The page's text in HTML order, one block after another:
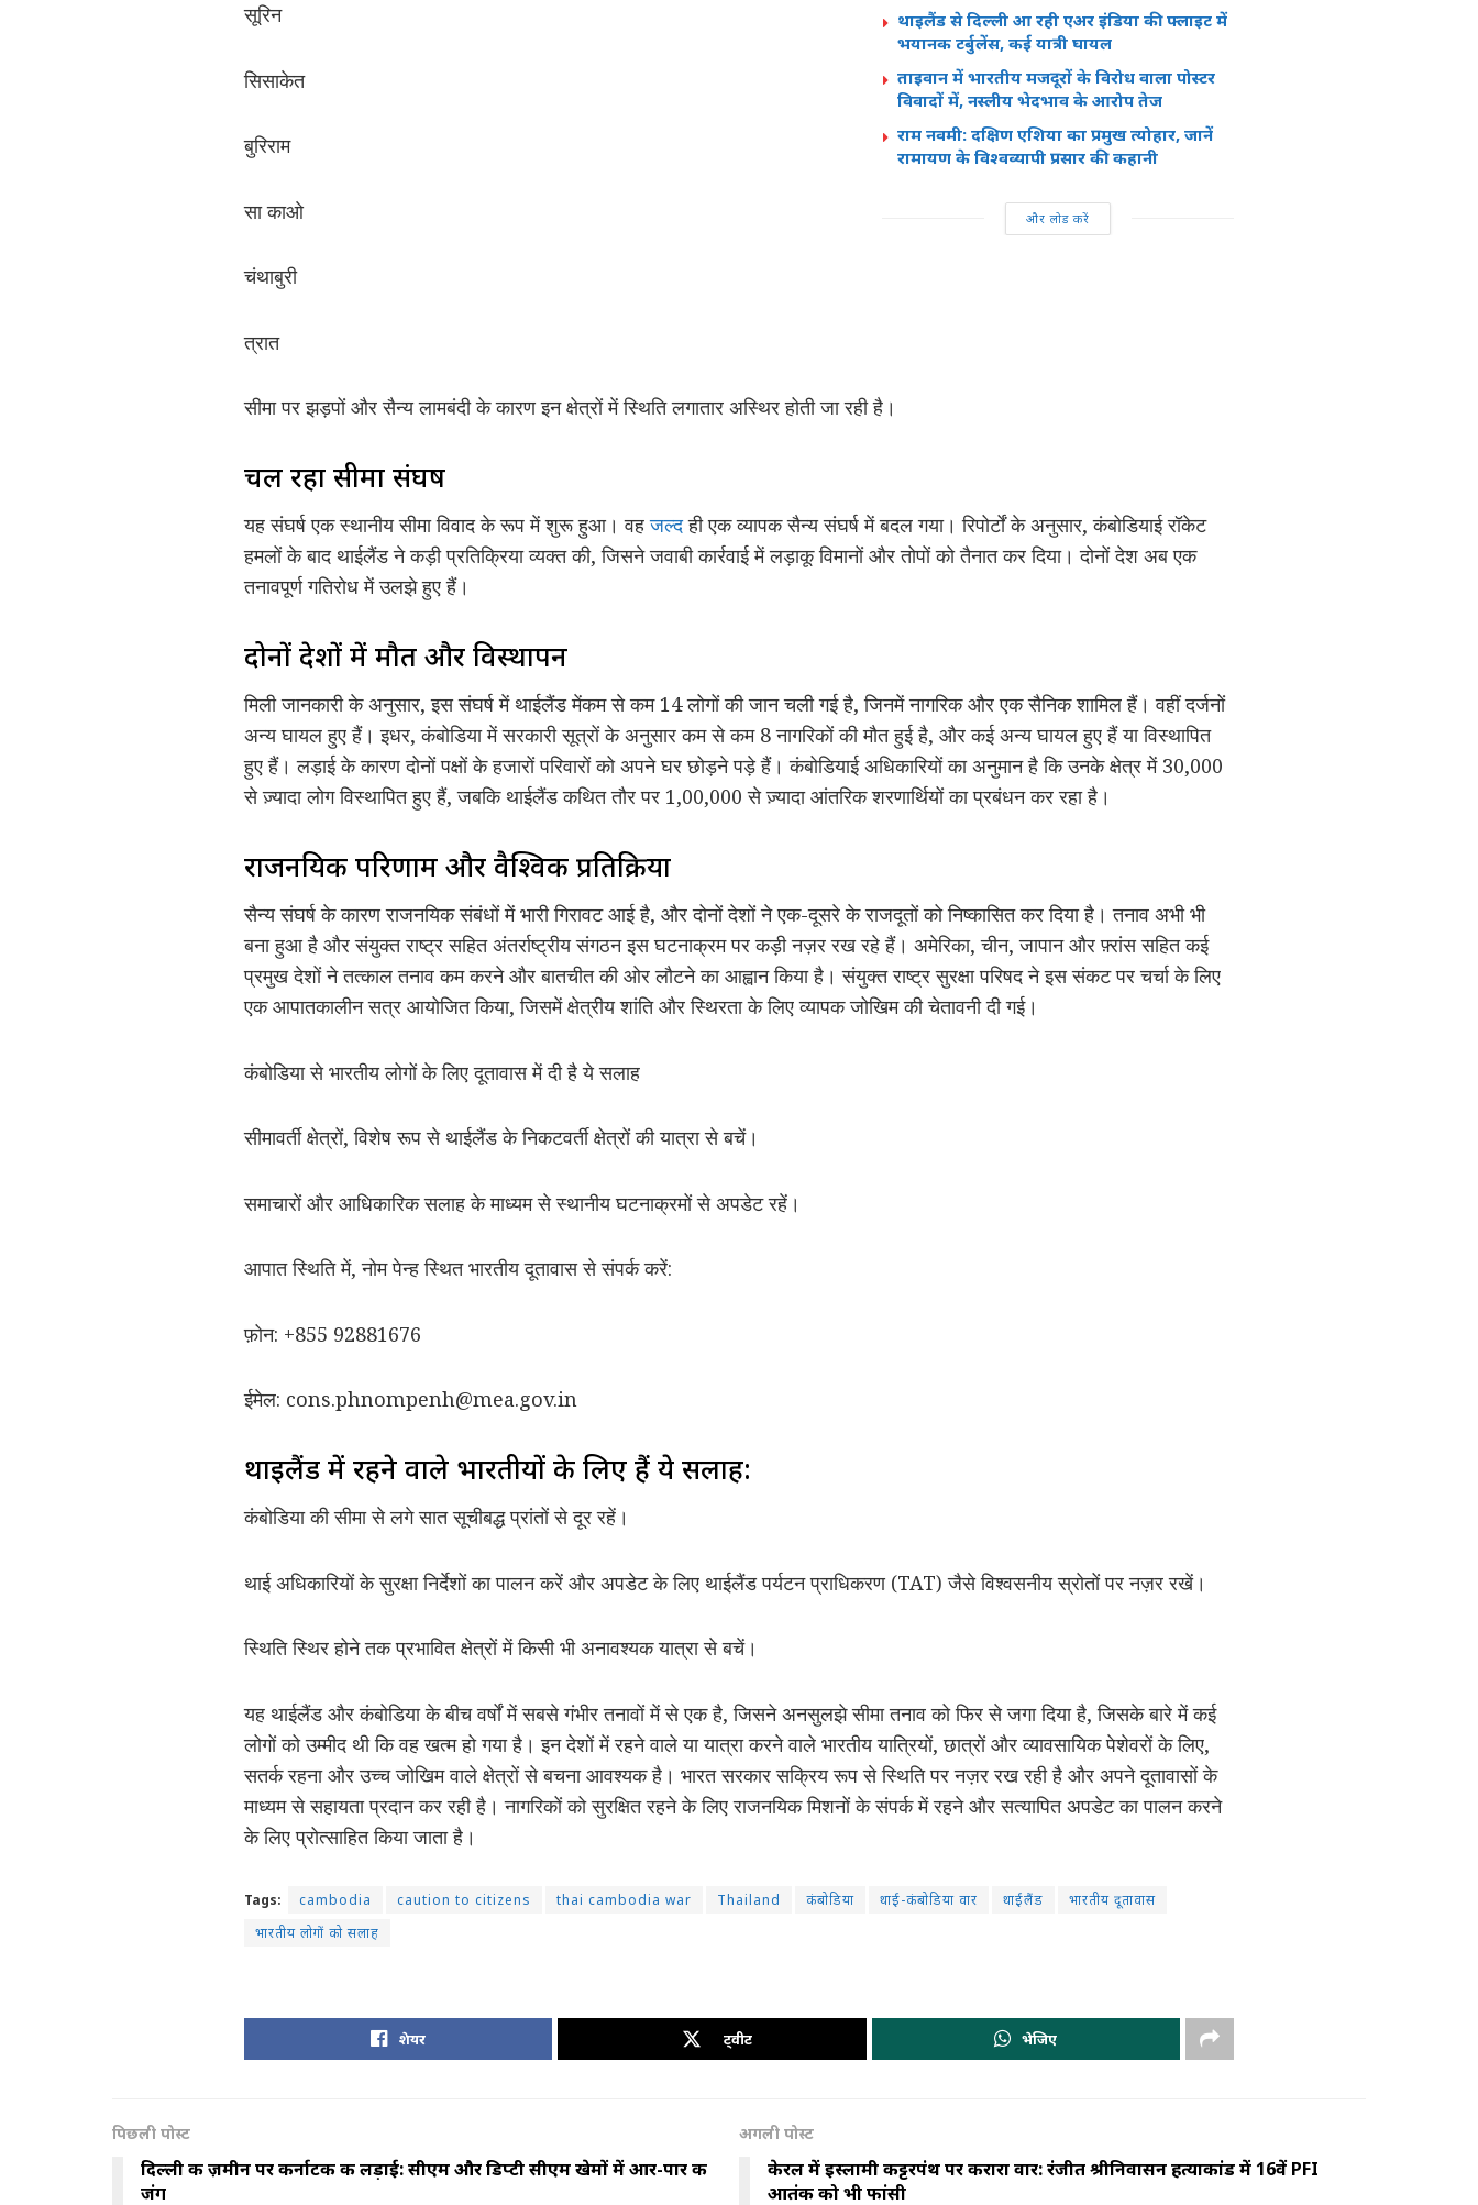
थाइलैंड से दिल्ली आ रही एअर इंडिया की फ्लाइट में
भयानक टर्बुलेंस, कई यात्री घायल
ताइवान में भारतीय मजदूरों के विरोध वाला पोस्टर
विवादों में, नस्लीय भेदभाव के आरोप तेज
राम नवमी: दक्षिण एशिया का प्रमुख त्योहार, जानें
रामायण के विश्वव्यापी प्रसार की कहानी
और लोड करें
सूरिन
सिसाकेत
बुरिराम
सा काओ
चंथाबुरी
त्रात
सीमा पर झड़पों और सैन्य लामबंदी के कारण इन क्षेत्रों में स्थिति लगातार अस्थिर होती जा रही है।
चल रहा सीमा संघर्ष
यह संघर्ष एक स्थानीय सीमा विवाद के रूप में शुरू हुआ। वहजल्दही एक व्यापक सैन्य संघर्ष में बदल गया। रिपोर्टों के अनुसार, कंबोडियाई रॉकेट
हमलों के बाद थाईलैंड ने कड़ी प्रतिक्रिया व्यक्त की, जिसने जवाबी कार्रवाई में लड़ाकू विमानों और तोपों को तैनात कर दिया। दोनों देश अब एक
तनावपूर्ण गतिरोध में उलझे हुए हैं।
दोनों देशों में मौत और विस्थापन
मिली जानकारी के अनुसार, इस संघर्ष में थाईलैंड मेंकम से कम 14 लोगों की जान चली गई है, जिनमें नागरिक और एक सैनिक शामिल हैं। वहीं दर्जनों
अन्य घायल हुए हैं। इधर, कंबोडिया में सरकारी सूत्रों के अनुसार कम से कम 8 नागरिकों की मौत हुई है, और कई अन्य घायल हुए हैं या विस्थापित
हुए हैं। लड़ाई के कारण दोनों पक्षों के हजारों परिवारों को अपने घर छोड़ने पड़े हैं। कंबोडियाई अधिकारियों का अनुमान है कि उनके क्षेत्र में 30,000
से ज़्यादा लोग विस्थापित हुए हैं, जबकि थाईलैंड कथित तौर पर 1,00,000 से ज़्यादा आंतरिक शरणार्थियों का प्रबंधन कर रहा है।
राजनयिक परिणाम और वैश्विक प्रतिक्रिया
सैन्य संघर्ष के कारण राजनयिक संबंधों में भारी गिरावट आई है, और दोनों देशों ने एक-दूसरे के राजदूतों को निष्कासित कर दिया है। तनाव अभी भी
बना हुआ है और संयुक्त राष्ट्र सहित अंतर्राष्ट्रीय संगठन इस घटनाक्रम पर कड़ी नज़र रख रहे हैं। अमेरिका, चीन, जापान और फ़्रांस सहित कई
प्रमुख देशों ने तत्काल तनाव कम करने और बातचीत की ओर लौटने का आह्वान किया है। संयुक्त राष्ट्र सुरक्षा परिषद ने इस संकट पर चर्चा के लिए
एक आपातकालीन सत्र आयोजित किया, जिसमें क्षेत्रीय शांति और स्थिरता के लिए व्यापक जोखिम की चेतावनी दी गई।
कंबोडिया से भारतीय लोगों के लिए दूतावास में दी है ये सलाह
सीमावर्ती क्षेत्रों, विशेष रूप से थाईलैंड के निकटवर्ती क्षेत्रों की यात्रा से बचें।
समाचारों और आधिकारिक सलाह के माध्यम से स्थानीय घटनाक्रमों से अपडेट रहें।
आपात स्थिति में, नोम पेन्ह स्थित भारतीय दूतावास से संपर्क करें:
फ़ोन: +855 92881676
ईमेल: cons.phnompenh@mea.gov.in
थाईलैंड में रहने वाले भारतीयों के लिए हैं ये सलाह:
कंबोडिया की सीमा से लगे सात सूचीबद्ध प्रांतों से दूर रहें।
थाई अधिकारियों के सुरक्षा निर्देशों का पालन करें और अपडेट के लिए थाईलैंड पर्यटन प्राधिकरण (TAT) जैसे विश्वसनीय स्रोतों पर नज़र रखें।
स्थिति स्थिर होने तक प्रभावित क्षेत्रों में किसी भी अनावश्यक यात्रा से बचें।
यह थाईलैंड और कंबोडिया के बीच वर्षों में सबसे गंभीर तनावों में से एक है, जिसने अनसुलझे सीमा तनाव को फिर से जगा दिया है, जिसके बारे में कई
लोगों को उम्मीद थी कि वह खत्म हो गया है। इन देशों में रहने वाले या यात्रा करने वाले भारतीय यात्रियों, छात्रों और व्यावसायिक पेशेवरों के लिए,
सतर्क रहना और उच्च जोखिम वाले क्षेत्रों से बचना आवश्यक है। भारत सरकार सक्रिय रूप से स्थिति पर नज़र रख रही है और अपने दूतावासों के
माध्यम से सहायता प्रदान कर रही है। नागरिकों को सुरक्षित रहने के लिए राजनयिक मिशनों के संपर्क में रहने और सत्यापित अपडेट का पालन करने
के लिए प्रोत्साहित किया जाता है।
Tags: cambodia caution to citizens thai cambodia war Thailand कंबोडिया थाई-कंबोडिया वार थाईलैंड
भारतीय दूतावास
भारतीय लोगों को सलाह
शेयर ट्वीट भेजिए
पिछली पोस्ट
दिल्ली की ज़मीन पर कर्नाटक की लड़ाई: सीएम और डिप्टी सीएम खेमों में आर-पार की
जंग
अगली पोस्ट
केरल में इस्लामी कट्टरपंथ पर करारा वार: रंजीत श्रीनिवासन हत्याकांड में 16वें PFI
आतंकी को भी फांसी